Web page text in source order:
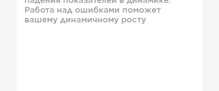
Работа над ошибками поможет
вашему динамичному росту